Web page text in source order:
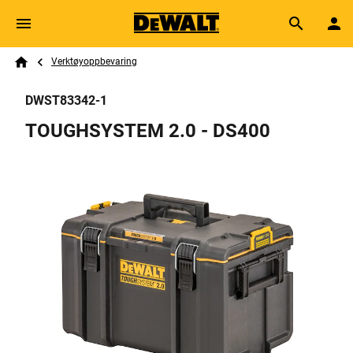
Skip to main content
Search
Breadcrumb
Verktøyoppbevaring
DWST83342-1
TOUGHSYSTEM 2.0 - DS400